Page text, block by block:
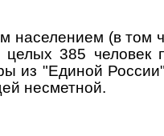
населением (в том
целых 385 человек
из "Единой
несметной.